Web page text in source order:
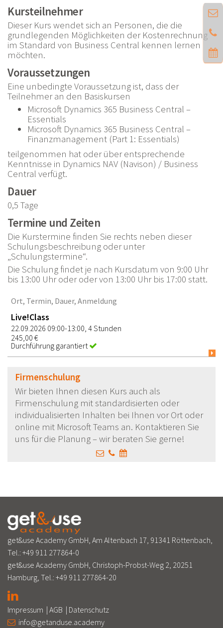
Kursteilnehmer
Dieser Kurs wendet sich an Personen, die die
grundlegenden Möglichkeiten der Kostenrechnung
im Standard von Business Central kennen lernen
möchten.
Voraussetzungen
Eine unbedingte Voraussetzung ist, dass der
Teilnehmer an den Basiskursen
Microsoft Dynamics 365 Business Central –
Essentials
Microsoft Dynamics 365 Business Central –
Finanzmanagement (Part 1: Essentials)
teilgenommen hat oder über entsprechende
Kenntnisse in Dynamics NAV (Navison) / Business
Central verfügt.
Dauer
0,5 Tage
Termine und Zeiten
Die Kurstermine finden Sie rechts neben dieser
Schulungsbeschreibung oder unter
„Schulungstermine“.
Die Schulung findet je nach Kursdatum von 9:00 Uhr
bis 13:00 Uhr oder oder von 13:00 Uhr bis 17:00 statt.
Ort, Termin, Dauer, Anmeldung
Live!Class
22.09.2026 09:00-13:00, 4 Stunden
245,00 €
Durchführung garantiert
Firmenschulung
Wir bieten Ihnen diesen Kurs auch als
Firmenschulung mit standardisierten oder
individualisierten Inhalten bei Ihnen vor Ort oder
online mit Microsoft Teams an. Kontaktieren Sie
uns für die Planung – wir beraten Sie gerne!
get&use Academy GmbH, Am Altenbach 17, 91341 Röttenbach,
Tel.: +49 911 277864-0
get&use Academy GmbH, Christoph-Probst-Weg 2, 20251
Hamburg, Tel.: +49 911 277864-20
Impressum | AGB | Datenschutz
info@getanduse.academy